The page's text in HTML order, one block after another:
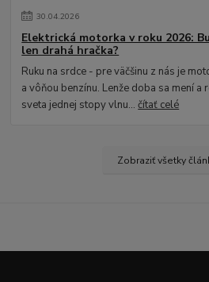
30.04.2026
Elektrická motorka v roku 2026:
len drahá hračka?
Ruku na srdce - pre väčšinu z nás je
a vôňou benzínu. Lenže doba sa mení
sveta jednej stopy vlnu...čítať celé
Zobraziť všetky